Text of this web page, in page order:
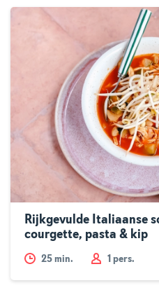
Rijkgevulde Italiaanse
courgette, pasta & kip
25 min. 1 pers.